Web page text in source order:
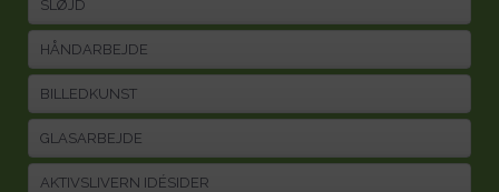
SLØJD
HÅNDARBEJDE
BILLEDKUNST
GLASARBEJDE
AKTIVSLIVERN IDÉSIDER